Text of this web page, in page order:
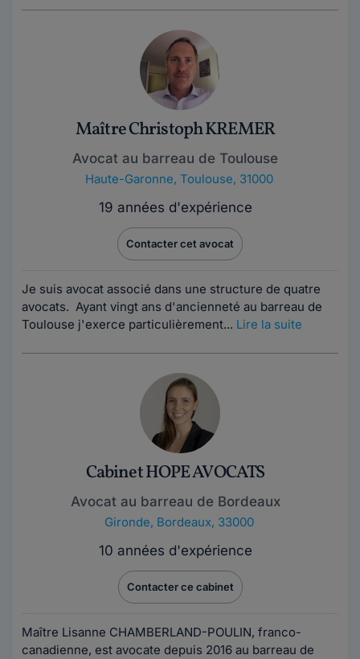
Maître Christoph KREMER
Avocat au barreau de Toulouse
Haute-Garonne, Toulouse, 31000
19 années d'expérience
Contacter cet avocat
Je suis avocat associé dans une structure de quatre
avocats. Ayant vingt ans d'ancienneté au barreau de
Toulouse j'exerce particulièrement... Lire la suite
Cabinet HOPE AVOCATS
Avocat au barreau de Bordeaux
Gironde, Bordeaux, 33000
10 années d'expérience
Contacter ce cabinet
Maître Lisanne CHAMBERLAND-POULIN, franco-
canadienne, est avocate depuis 2016 au barreau de